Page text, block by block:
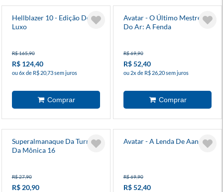
Hellblazer 10 - Edição De
Luxo
R$ 165,90
R$ 124,40
ou 6x de R$ 20,73 sem juros
Avatar - O Último Mestre
Do Ar: A Fenda
R$ 69,90
R$ 52,40
ou 2x de R$ 26,20 sem juros
Superalmanaque Da Turma
Da Mônica 16
R$ 27,90
R$ 20,90
Avatar - A Lenda De Aang
R$ 69,90
R$ 52,40